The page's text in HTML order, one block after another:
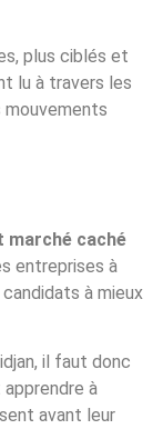
plus ciblés et
lu à travers les
mouvements
marché caché
entreprises à
à mieux
il faut donc
à
avant leur